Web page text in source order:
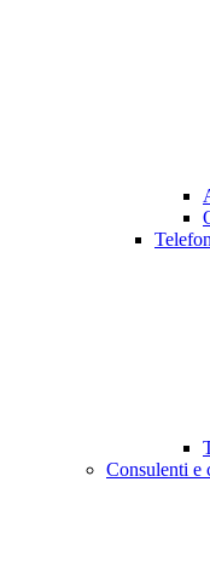
Consulenti e